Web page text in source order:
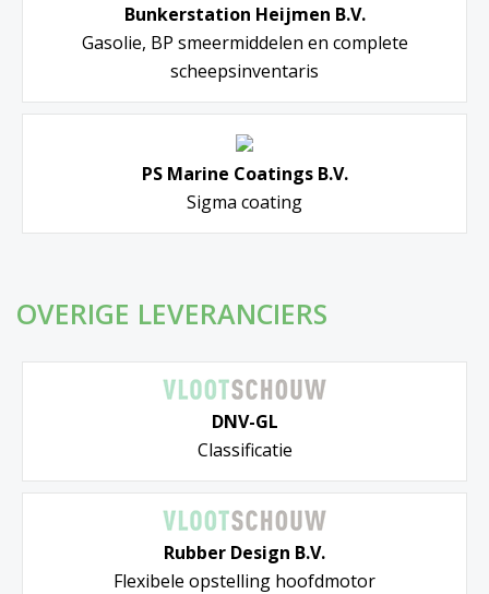
Bunkerstation Heijmen B.V.
Gasolie, BP smeermiddelen en complete
scheepsinventaris
PS Marine Coatings B.V.
Sigma coating
OVERIGE LEVERANCIERS
DNV-GL
Classificatie
Rubber Design B.V.
Flexibele opstelling hoofdmotor